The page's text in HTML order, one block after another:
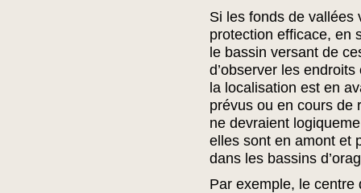
Si les fonds de vallées
protection efficace, en
le bassin versant de
d’observer les
la localisation est en
prévus ou en cours de
ne devraient
elles sont en amont et
dans les bassins
Par exemple, le centre